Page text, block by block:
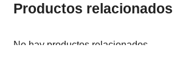
Productos relacionados
No hay productos relacionados.